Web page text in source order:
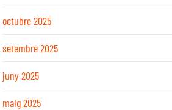
octubre 2025
setembre 2025
juny 2025
maig 2025